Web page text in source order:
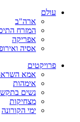
עולם
ארה"ב
המזרח
אפריקה
אסיה
פרויקטים
אמא
אימהות
נשים
מצחיקות
ימי הקורונה